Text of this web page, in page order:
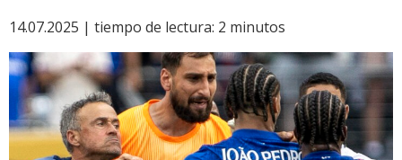
14.07.2025 | tiempo de lectura: 2 minutos